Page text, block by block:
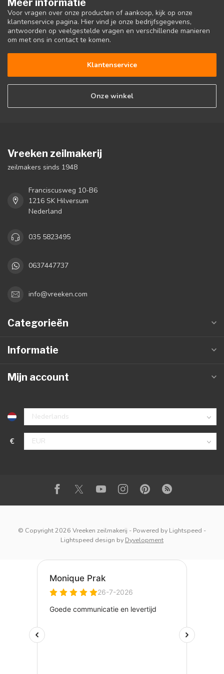
Meer informatie
Voor vragen over onze producten of aankoop, kijk op onze
klantenservice pagina. Hier vind je onze bedrijfsgegevens,
antwoorden op veelgestelde vragen en verschillende manieren
om met ons in contact te komen.
Klantenservice
Onze winkel
Vreeken zeilmakerij
zeilmakers sinds 1948
Franciscusweg 10-B6
1216 SK Hilversum
Nederland
035 5823495
0637447737
info@vreeken.com
Categorieën
Informatie
Mijn account
€
© Copyright 2026 Vreeken zeilmakerij - Powered by Lightspeed -
Lightspeed design by Dyvelopment